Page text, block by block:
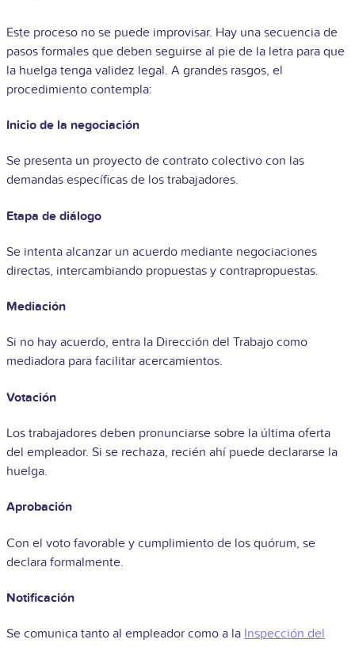
Este proceso no se puede improvisar. Hay una secuencia de
pasos formales que deben seguirse al pie de la letra para que
la huelga tenga validez legal. A grandes rasgos, el
procedimiento contempla:
Inicio de la negociación
Se presenta un proyecto de contrato colectivo con las
demandas específicas de los trabajadores.
Etapa de diálogo
Se intenta alcanzar un acuerdo mediante negociaciones
directas, intercambiando propuestas y contrapropuestas.
Mediación
Si no hay acuerdo, entra la Dirección del Trabajo como
mediadora para facilitar acercamientos.
Votación
Los trabajadores deben pronunciarse sobre la última oferta
del empleador. Si se rechaza, recién ahí puede declararse la
huelga.
Aprobación
Con el voto favorable y cumplimiento de los quórum, se
declara formalmente.
Notificación
Se comunica tanto al empleador como a la Inspección del